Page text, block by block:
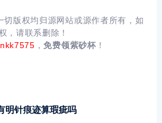
切版权均归源网站或源作者所有，如
，请联系删除！
nkk7575 ，免费领紫砂杯！
明针痕迹算瑕疵吗